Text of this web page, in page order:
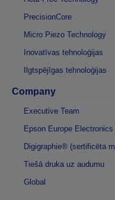
PrecisionCore
Micro Piezo Technology
Inovatīvas tehnoloģijas
Ilgtspējīgas tehnoloģijas
Company
Executive Team
Epson Europe Electronics
Digigraphie® (sertificēta
Tiešā druka uz audumu
Global